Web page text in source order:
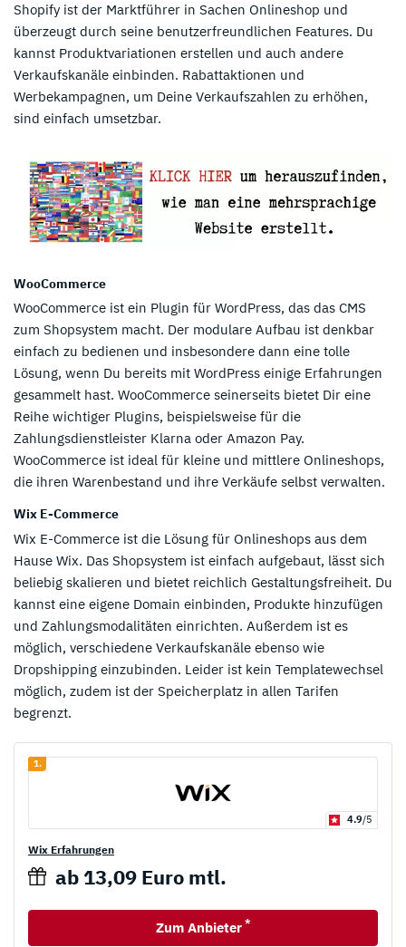
Shopify ist der Marktführer in Sachen Onlineshop und
überzeugt durch seine benutzerfreundlichen Features. Du
kannst Produktvariationen erstellen und auch andere
Verkaufskanäle einbinden. Rabattaktionen und
Werbekampagnen, um Deine Verkaufszahlen zu erhöhen,
sind einfach umsetzbar.
WooCommerce
WooCommerce ist ein Plugin für WordPress, das das CMS
zum Shopsystem macht. Der modulare Aufbau ist denkbar
einfach zu bedienen und insbesondere dann eine tolle
Lösung, wenn Du bereits mit WordPress einige Erfahrungen
gesammelt hast. WooCommerce seinerseits bietet Dir eine
Reihe wichtiger Plugins, beispielsweise für die
Zahlungsdienstleister Klarna oder Amazon Pay.
WooCommerce ist ideal für kleine und mittlere Onlineshops,
die ihren Warenbestand und ihre Verkäufe selbst verwalten.
Wix E-Commerce
Wix E-Commerce ist die Lösung für Onlineshops aus dem
Hause Wix. Das Shopsystem ist einfach aufgebaut, lässt sich
beliebig skalieren und bietet reichlich Gestaltungsfreiheit. Du
kannst eine eigene Domain einbinden, Produkte hinzufügen
und Zahlungsmodalitäten einrichten. Außerdem ist es
möglich, verschiedene Verkaufskanäle ebenso wie
Dropshipping einzubinden. Leider ist kein Templatewechsel
möglich, zudem ist der Speicherplatz in allen Tarifen
begrenzt.
1.
4.9/5
Wix Erfahrungen
ab 13,09 Euro mtl.
Zum Anbieter *